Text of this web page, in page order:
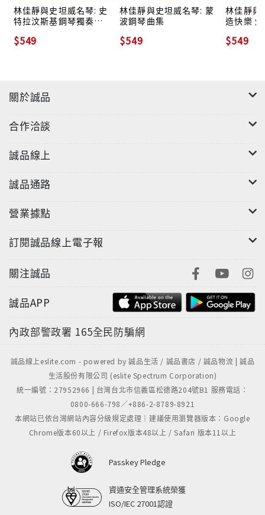
"
林佳靜與史坦威名琴: 史
特拉汶斯基鋼琴獨奏作
$549
林佳靜與史坦威名琴: 蒙
波鋼琴曲集
$549
林佳靜與
造快樂
$549
關於誠品
合作洽談
誠品線上
誠品通路
營業據點
訂閱誠品線上電子報
關注誠品
誠品APP
內政部警政署 165全民防騙網
誠品線上eslite.com - powered by 誠品生活 / 誠品書店 / 誠品物流 | 誠品
生活股份有限公司 (eslite Spectrum Corporation)
統一編號：27952966 | 台灣台北市信義區松德路204號B1 服務電話：
0800-666-798／+886-2-8789-8921
本網站已依台灣網站內容分級規定處理｜建議使用瀏覽器版本：Google
Chrome版本60以上 / Firefox版本48以上 / Safari 版本11以上
Passkey Pledge
資通安全管理系統榮獲
ISO/IEC 27001認證